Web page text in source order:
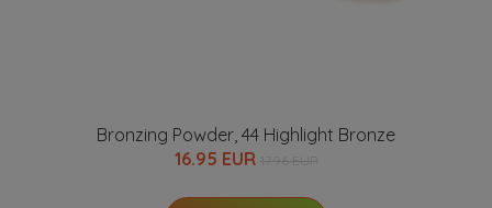
Bronzing Powder, 44 Highlight Bronze
16.95 EUR